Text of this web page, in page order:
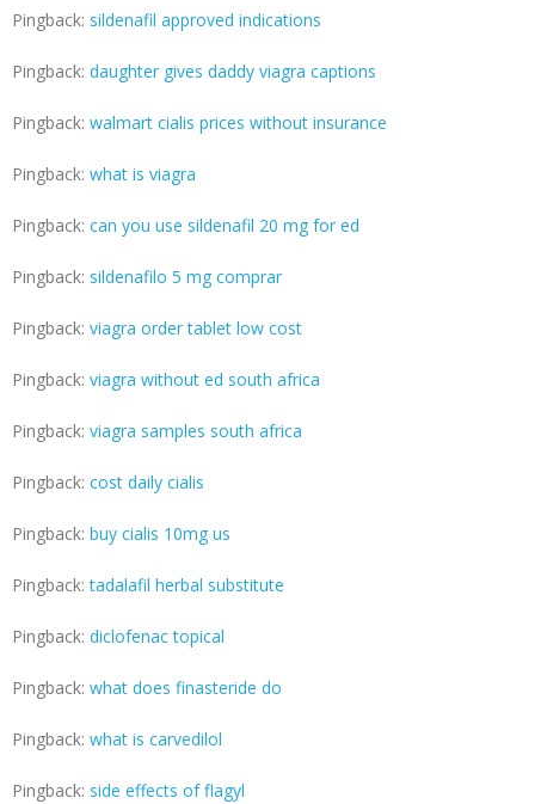
Pingback: sildenafil approved indications
Pingback: daughter gives daddy viagra captions
Pingback: walmart cialis prices without insurance
Pingback: what is viagra
Pingback: can you use sildenafil 20 mg for ed
Pingback: sildenafilo 5 mg comprar
Pingback: viagra order tablet low cost
Pingback: viagra without ed south africa
Pingback: viagra samples south africa
Pingback: cost daily cialis
Pingback: buy cialis 10mg us
Pingback:tadalafil herbal substitute
Pingback: diclofenac topical
Pingback: what does finasteride do
Pingback: what is carvedilol
Pingback: side effects of flagyl